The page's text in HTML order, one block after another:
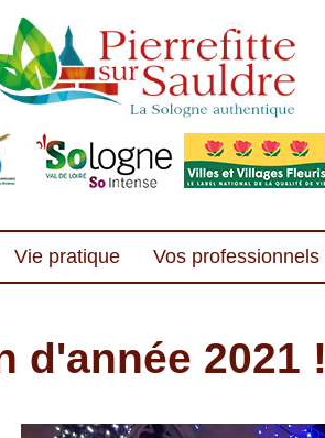
Vie pratique Vos professionnels
d'année 2021 !